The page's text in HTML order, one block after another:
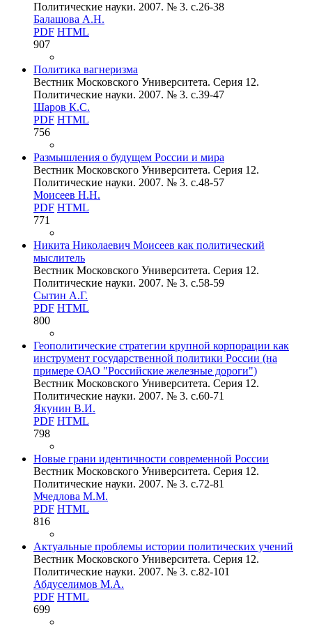
Политические науки. 2007. № 3. c.26-38
Балашова А.Н.
PDF HTML
907
Политика вагнеризма
Вестник Московского Университета. Серия 12.
Политические науки. 2007. № 3. c.39-47
Шаров К.С.
PDF HTML
756
Размышления о будущем России и мира
Вестник Московского Университета. Серия 12.
Политические науки. 2007. № 3. c.48-57
Моисеев Н.Н.
PDF HTML
771
Никита Николаевич Моисеев как политический
мыслитель
Вестник Московского Университета. Серия 12.
Политические науки. 2007. № 3. c.58-59
Сытин А.Г.
PDF HTML
800
Геополитические стратегии крупной корпорации как
инструмент государственной политики России (на
примере ОАО "Российские железные дороги")
Вестник Московского Университета. Серия 12.
Политические науки. 2007. № 3. c.60-71
Якунин В.И.
PDF HTML
798
Новые грани идентичности современной России
Вестник Московского Университета. Серия 12.
Политические науки. 2007. № 3. c.72-81
Мчедлова М.М.
PDF HTML
816
Актуальные проблемы истории политических учений
Вестник Московского Университета. Серия 12.
Политические науки. 2007. № 3. c.82-101
Абдуселимов М.А.
PDF HTML
699